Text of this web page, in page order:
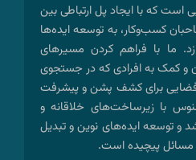
است که با ایجاد پل ارتباطی بین
کسب‌وکار، به توسعه ایده‌ها
ما با فراهم کردن مسیرهای
و کمک به افرادی که در جستجوی
برای کشف پشن و پیشرفت
با زیرساخت‌های خلاقانه و
و توسعه ایده‌های نوین و تبدیل
مسائل پیچیده است.